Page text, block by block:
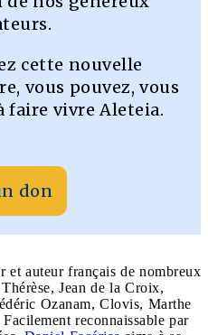
cette nouvelle
vous pouvez, vous
faire vivre Aleteia.
don
et auteur français de nombreux
Jean de la Croix,
Ozanam, Clovis, Marthe
reconnaissable par